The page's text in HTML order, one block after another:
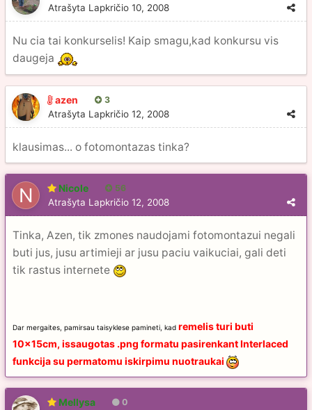
Atrašyta Lapkričio 10, 2008
Nu cia tai konkurselis! Kaip smagu,kad konkursu vis
daugeja
azen 3
Atrašyta Lapkričio 12, 2008
klausimas... o fotomontazas tinka?
Nicole 56
Atrašyta Lapkričio 12, 2008
Tinka, Azen, tik zmones naudojami fotomontazui negali
buti jus, jusu artimieji ar jusu paciu vaikuciai, gali deti
tik rastus internete
Dar mergaites, pamirsau taisyklese pamineti, kad remelis turi buti
10x15cm, issaugotas .png formatu pasirenkant Interlaced
funkcija su permatomu iskirpimu nuotraukai
Mellysa 0